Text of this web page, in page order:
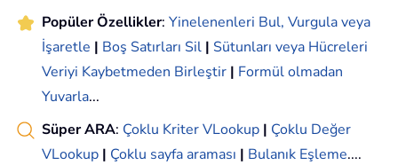
Popüler Özellikler: Yinelenenleri Bul, Vurgula veya
İşaretle | Boş Satırları Sil | Sütunları veya Hücreleri
Veriyi Kaybetmeden Birleştir | Formül olmadan
Yuvarla...
Süper ARA: Çoklu Kriter VLookup | Çoklu Değer
VLookup | Çoklu sayfa araması | Bulanık Eşleme....